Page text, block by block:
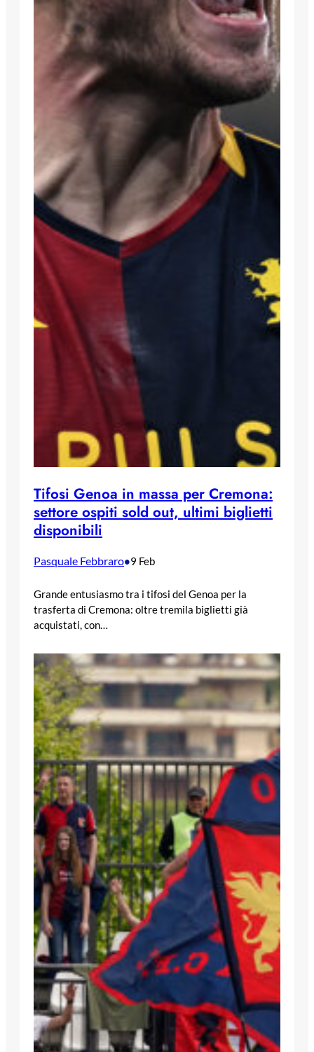
Tifosi Genoa in massa per Cremona:
settore ospiti sold out, ultimi biglietti
disponibili
Pasquale Febbraro•9 Feb
Grande entusiasmo tra i tifosi del Genoa per la
trasferta di Cremona: oltre tremila biglietti già
acquistati, con…